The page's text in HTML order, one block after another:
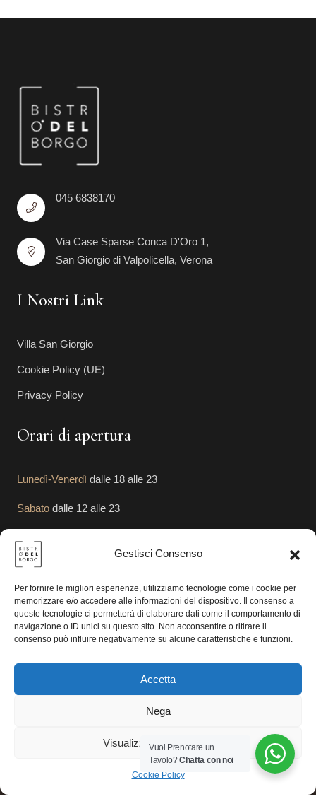
Gestisci Consenso
Per fornire le migliori esperienze, utilizziamo tecnologie come i cookie per
memorizzare e/o accedere alle informazioni del dispositivo. Il consenso a
queste tecnologie ci permetterà di elaborare dati come il comportamento di
navigazione o ID unici su questo sito. Non acconsentire o ritirare il
consenso può influire negativamente su alcune caratteristiche e funzioni.
Accetta
Nega
Visualizza le preferenze
Cookie Policy
045 6838170
Via Case Sparse Conca D'Oro 1,
San Giorgio di Valpolicella, Verona
I Nostri Link
Villa San Giorgio
Cookie Policy (UE)
Privacy Policy
Orari di apertura
Lunedì-Venerdì dalle 18 alle 23
Sabato dalle 12 alle 23
© 2025 Valpolicellaline Srl | P. IVA 04466480235. All rights
reserved..
Vuoi Prenotare un
Tavolo?Chatta con noi